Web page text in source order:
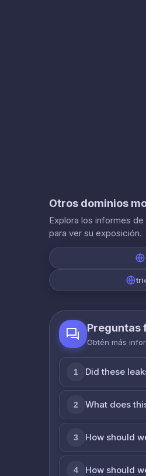
Otros dominios
Explora los informes
para ver su exposición.
Preguntas
Obtén más
1 Did these
2 What does
3 How should
4 How should